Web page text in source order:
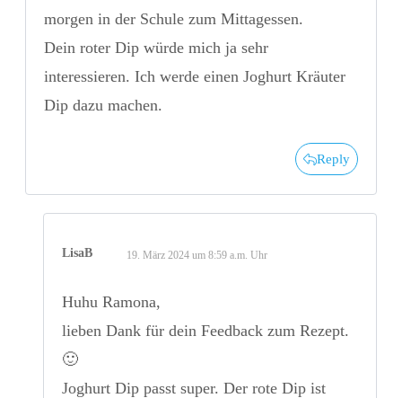
morgen in der Schule zum Mittagessen.
Dein roter Dip würde mich ja sehr
interessieren. Ich werde einen Joghurt Kräuter
Dip dazu machen.
Reply
LisaB 19. März 2024 um 8:59 a.m. Uhr
Huhu Ramona,
lieben Dank für dein Feedback zum Rezept.
🙂
Joghurt Dip passt super. Der rote Dip ist